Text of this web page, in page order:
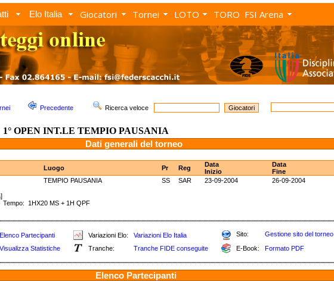
Elo Italia Giocatori Tornei LOTO TORO FSI Arena
Precedente Ricerca veloce
1° OPEN INT.LE TEMPIO PAUSANIA
Dati generali del torneo
Luogo Pr Reg
Data
Inizio
Data
Fine
TEMPIO PAUSANIA
SS SAR 23-09-2004 26-09-2004
1HX20 MS + 1H QPF
Elenco Partecipanti Variazioni Elo: Variazioni Elo Italia Sito:
Gestione sito del torneo
Visualizza Statistiche
Tranche: Tranche FIDE conseguite E-Book: Formato PDF
Elenco Partecipanti